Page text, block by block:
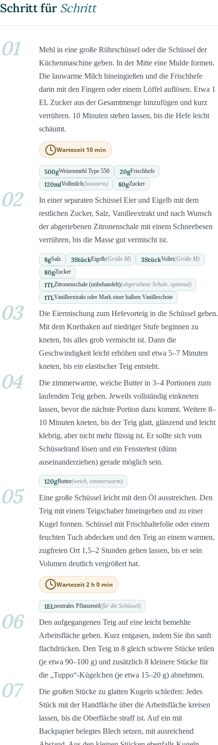
Schritt für Schritt
01
Mehl in eine große Rührschüssel oder die Schüssel der
Küchenmaschine geben. In der Mitte eine Mulde formen.
Die lauwarme Milch hineingießen und die Frischhefe
darin mit den Fingern oder einem Löffel auflösen. Etwa 1
EL Zucker aus der Gesamtmenge hinzufügen und kurz
verrühren. 10 Minuten stehen lassen, bis die Hefe leicht
schäumt.
Wartezeit 10 min
500gWeizenmehl Type 550 20gFrischhefe
120mlVollmilch(lauwarm) 80gZucker
02
In einer separaten Schüssel Eier und Eigelb mit dem
restlichen Zucker, Salz, Vanilleextrakt und nach Wunsch
der abgeriebenen Zitronenschale mit einem Schneebesen
verrühren, bis die Masse gut vermischt ist.
8gSalz 3StückEigelb(Größe M) 3StückVollei(Größe M)
80gZucker
1TLZitronenschale (unbehandelt)(abgeriebene Schale, optional)
1TLVanilleextrakt oder Mark einer halben Vanilleschote
03
Die Eiermischung zum Hefevorteig in die Schüssel geben.
Mit dem Knethaken auf niedriger Stufe beginnen zu
kneten, bis alles grob vermischt ist. Dann die
Geschwindigkeit leicht erhöhen und etwa 5–7 Minuten
kneten, bis ein elastischer Teig entsteht.
04
Die zimmerwarme, weiche Butter in 3–4 Portionen zum
laufenden Teig geben. Jeweils vollständig einkneten
lassen, bevor die nächste Portion dazu kommt. Weitere 8–
10 Minuten kneten, bis der Teig glatt, glänzend und leicht
klebrig, aber nicht mehr flüssig ist. Er sollte sich vom
Schüsselrand lösen und ein Fenstertest (dünn
auseinanderziehen) gerade möglich sein.
120gButter(weich, zimmerwarm)
05
Eine große Schüssel leicht mit dem Öl ausstreichen. Den
Teig mit einem Teigschaber hineingeben und zu einer
Kugel formen. Schüssel mit Frischhaltefolie oder einem
feuchten Tuch abdecken und den Teig an einem warmen,
zugfreien Ort 1,5–2 Stunden gehen lassen, bis er sein
Volumen deutlich vergrößert hat.
Wartezeit 2 h 0 min
1ELneutrales Pflanzenöl(für die Schüssel)
06
Den aufgegangenen Teig auf eine leicht bemehlte
Arbeitsfläche geben. Kurz entgasen, indem Sie ihn sanft
flachdrücken. Den Teig in 8 gleich schwere Stücke teilen
(je etwa 90–100 g) und zusätzlich 8 kleinere Stücke für
die „Tuppo“-Kügelchen (je etwa 15–20 g) abnehmen.
07
Die großen Stücke zu glatten Kugeln schleifen: Jedes
Stück mit der Handfläche über die Arbeitsfläche kreisen
lassen, bis die Oberfläche straff ist. Auf ein mit
Backpapier belegtes Blech setzen, mit ausreichend